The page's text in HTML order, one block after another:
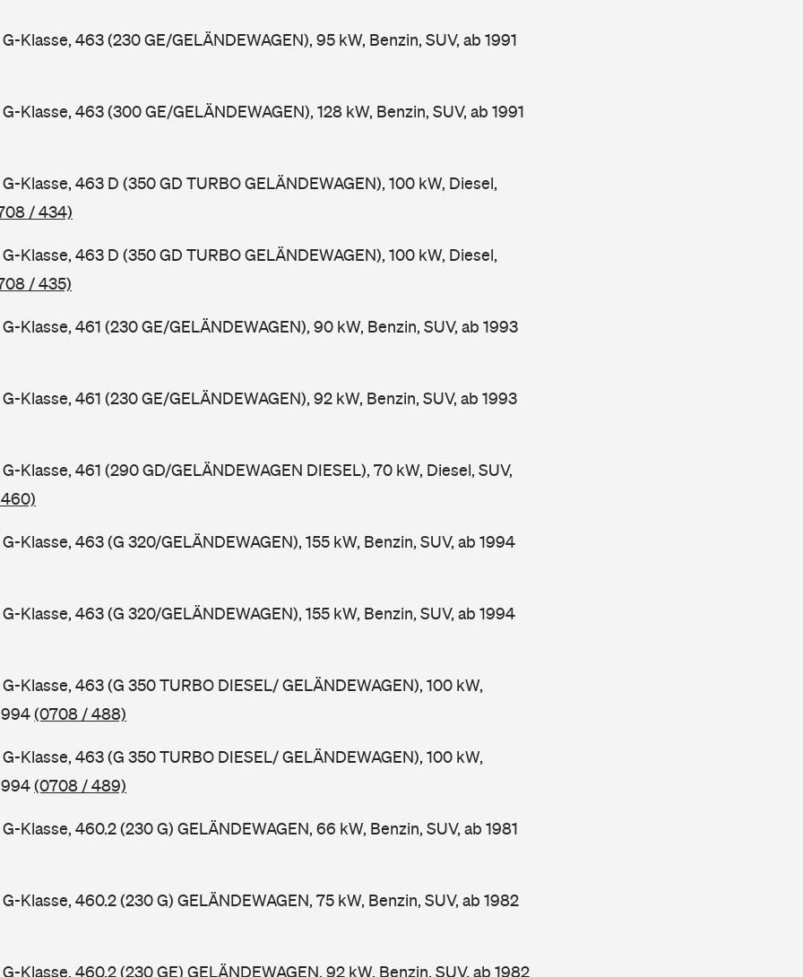
Klasse, 463 (230 GE/GELÄNDEWAGEN), 95 kW, Benzin, SUV, ab 1991
Klasse, 463 (300 GE/GELÄNDEWAGEN), 128 kW, Benzin, SUV, ab 1991
Klasse, 463 D (350 GD TURBO GELÄNDEWAGEN), 100 kW, Diesel,
/ 434)
Klasse, 463 D (350 GD TURBO GELÄNDEWAGEN), 100 kW, Diesel,
/ 435)
Klasse, 461 (230 GE/GELÄNDEWAGEN), 90 kW, Benzin, SUV, ab 1993
Klasse, 461 (230 GE/GELÄNDEWAGEN), 92 kW, Benzin, SUV, ab 1993
Klasse, 461 (290 GD/GELÄNDEWAGEN DIESEL), 70 kW, Diesel, SUV,
Klasse, 463 (G 320/GELÄNDEWAGEN), 155 kW, Benzin, SUV, ab 1994
Klasse, 463 (G 320/GELÄNDEWAGEN), 155 kW, Benzin, SUV, ab 1994
Klasse, 463 (G 350 TURBO DIESEL/ GELÄNDEWAGEN), 100 kW,
(0708 / 488)
Klasse, 463 (G 350 TURBO DIESEL/ GELÄNDEWAGEN), 100 kW,
(0708 / 489)
Klasse, 460.2 (230 G) GELÄNDEWAGEN, 66 kW, Benzin, SUV, ab 1981
Klasse, 460.2 (230 G) GELÄNDEWAGEN, 75 kW, Benzin, SUV, ab 1982
Klasse, 460.2 (230 GE) GELÄNDEWAGEN, 92 kW, Benzin, SUV, ab 1982